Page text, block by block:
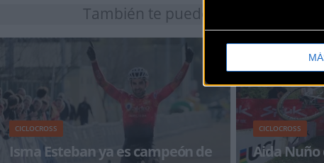
También te puede
CICLOCROSS
Isma Esteban ya es campeón de
CICLOCROSS
Aida Nuño